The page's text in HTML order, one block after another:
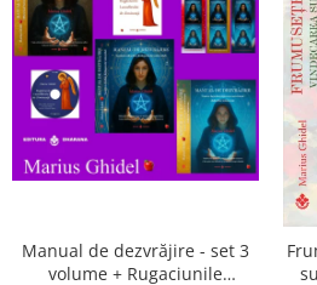
Manual de dezvrăjire - set 3
volume + Rugaciunile